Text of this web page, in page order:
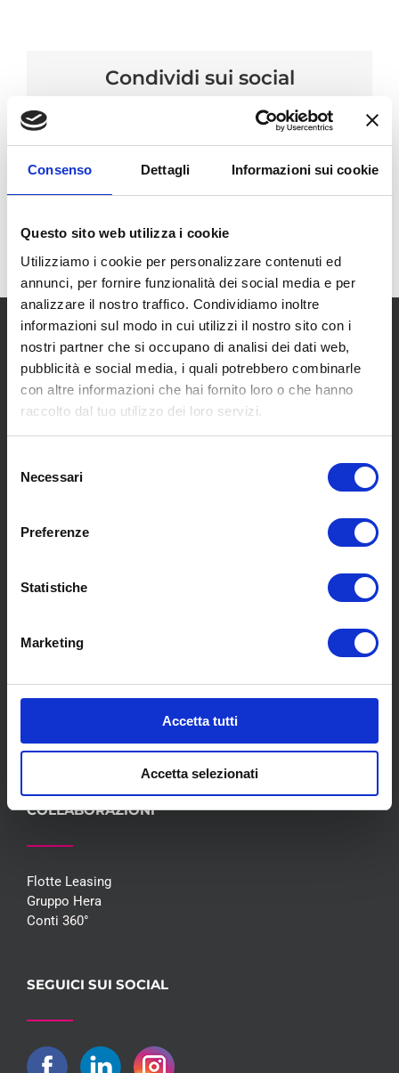
Consenso Dettagli Informazioni sui cookie
Questo sito web utilizza i cookie
Utilizziamo i cookie per personalizzare contenuti ed
annunci, per fornire funzionalità dei social media e per
analizzare il nostro traffico. Condividiamo inoltre
informazioni sul modo in cui utilizzi il nostro sito con i
nostri partner che si occupano di analisi dei dati web,
pubblicità e social media, i quali potrebbero combinarle
con altre informazioni che hai fornito loro o che hanno
raccolto dal tuo utilizzo dei loro servizi.
delNecessari
Preferenze
Statistiche
Marketing
Accetta tutti
Accetta selezionati
Condividi sui social
LinkedInEmail
Pneumatici
Servizi
Whisteblowing D.Lgs 24/2023
Contatti
COLLABORAZIONI
Flotte Leasing
Gruppo Hera
Conti 360°
SEGUICI SUI SOCIAL